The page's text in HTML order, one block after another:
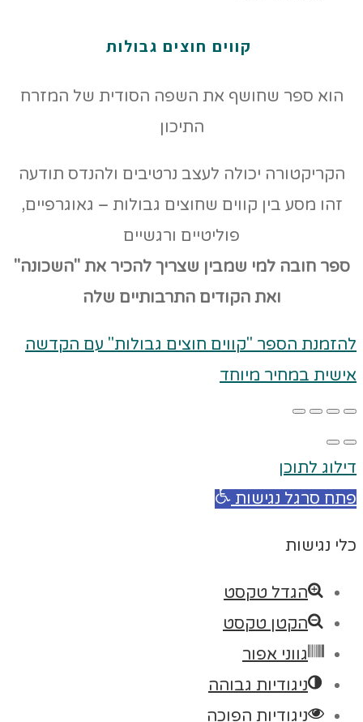
קווים חוצים גבולות
הוא ספר שחושף את השפה הסודית של המזרח
התיכון
הקריקטורה יכולה לעצב נרטיבים ולהנדס תודעה
זהו מסע בין קווים שחוצים גבולות – גאוגרפיים,
פוליטיים ורגשיים
ספר חובה למי שמבין שצריך להכיר את "השכונה"
ואת הקודים התרבותיים שלה
להזמנת הספר "קווים חוצים גבולות" עם הקדשה
אישית במחיר מיוחד
דילוג לתוכן
פתח סרגל נגישות
כלי נגישות
הגדל טקסט
הקטן טקסט
גווני אפור
ניגודיות גבוהה
ניגודיות הפוכה